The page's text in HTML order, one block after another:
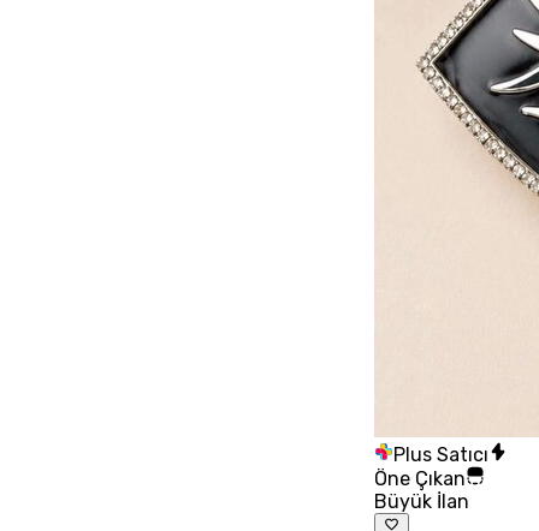
Plus Satıcı
Öne Çıkan
Büyük İlan